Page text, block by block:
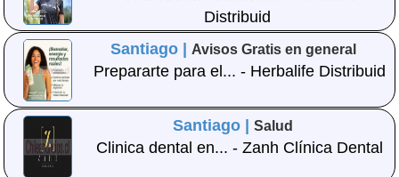
Distribuid
Santiago |
Avisos Gratis en general
Prepararte para el... - Herbalife Distribuid
Santiago |Salud
Clinica dental en... - Zanh Clínica Dental